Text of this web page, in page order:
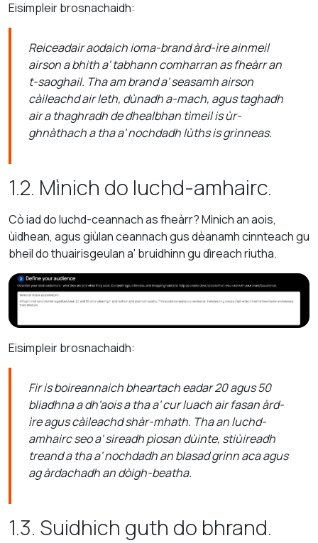
Eisimpleir brosnachaidh:
Reiceadair aodaich ioma-brand àrd-ìre ainmeil
airson a bhith a' tabhann comharran as fheàrr an
t-saoghail. Tha am brand a' seasamh airson
càileachd air leth, dùnadh a-mach, agus taghadh
air a thaghradh de dhealbhan tìmeil is ùr-
ghnàthach a tha a' nochdadh lùths is grinneas.
1.2. Mìnich do luchd-amhairc.
Cò iad do luchd-ceannach as fheàrr? Mìnich an aois,
ùidhean, agus giùlan ceannach gus dèanamh cinnteach gu
bheil do thuairisgeulan a' bruidhinn gu dìreach riutha.
Eisimpleir brosnachaidh:
Fir is boireannaich bheartach eadar 20 agus 50
bliadhna a dh'aois a tha a' cur luach air fasan àrd-
ìre agus càileachd shàr-mhath. Tha an luchd-
amhairc seo a' sireadh pìosan dùinte, stiùireadh
treand a tha a' nochdadh an blasad grinn aca agus
ag àrdachadh an dòigh-beatha.
1.3. Suidhich guth do bhrand.